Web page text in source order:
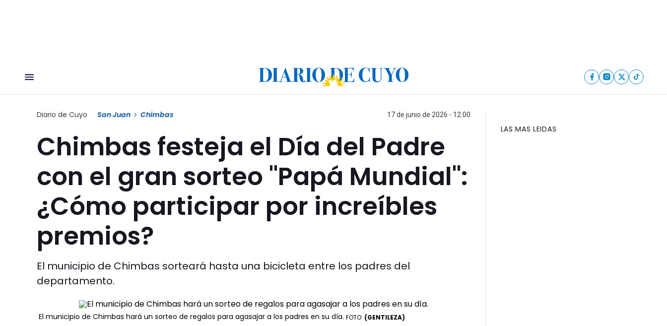
Diario de Cuyo San Juan Chimbas 17 de junio de 2026 - 12:00
Chimbas festeja el Día del Padre
con el gran sorteo "Papá Mundial":
¿Cómo participar por increíbles
premios?
El municipio de Chimbas sorteará hasta una bicicleta entre los padres del
departamento.
El municipio de Chimbas hará un sorteo de regalos para agasajar a los padres en su día. FOTO: (GENTILEZA)
LAS MAS LEIDAS